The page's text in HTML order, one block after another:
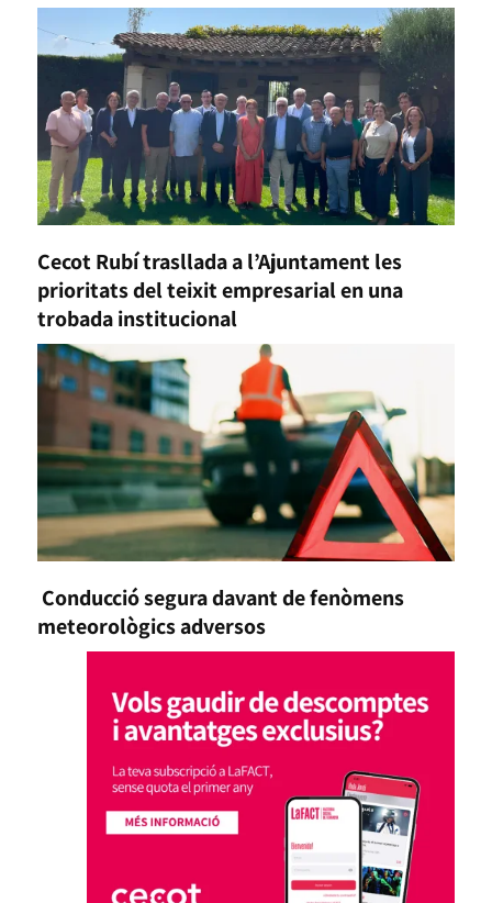
Cecot Rubí trasllada a l’Ajuntament les
prioritats del teixit empresarial en una
trobada institucional
Conducció segura davant de fenòmens
meteorològics adversos